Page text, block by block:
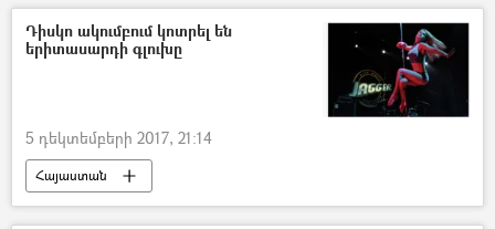
Դիսկո ակումբում կոտրել են
երիտասարդի գլուխը
5 դեկտեմբերի 2017, 21:14
Հայաստան